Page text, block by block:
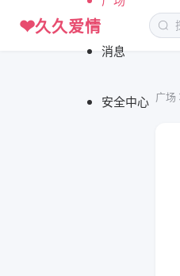
❤久久爱情
消息
安全中心 广场